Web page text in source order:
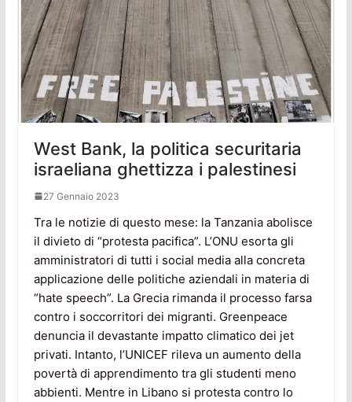
West Bank, la politica securitaria
israeliana ghettizza i palestinesi
27 Gennaio 2023
Tra le notizie di questo mese: la Tanzania abolisce
il divieto di “protesta pacifica”. L’ONU esorta gli
amministratori di tutti i social media alla concreta
applicazione delle politiche aziendali in materia di
“hate speech”. La Grecia rimanda il processo farsa
contro i soccorritori dei migranti. Greenpeace
denuncia il devastante impatto climatico dei jet
privati. Intanto, l’UNICEF rileva un aumento della
povertà di apprendimento tra gli studenti meno
abbienti. Mentre in Libano si protesta contro lo